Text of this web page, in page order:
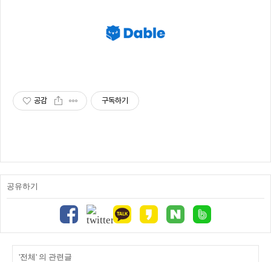
공감 구독하기
공유하기
'전체' 의 관련글